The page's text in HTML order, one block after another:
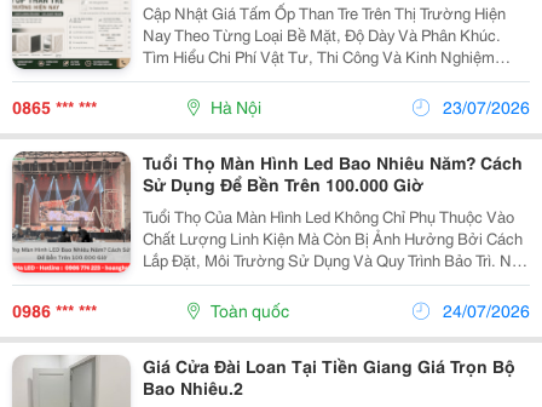
Cập Nhật Giá Tấm Ốp Than Tre Trên Thị Trường Hiện
Nay Theo Từng Loại Bề Mặt, Độ Dày Và Phân Khúc.
Tìm Hiểu Chi Phí Vật Tư, Thi Công Và Kinh Nghiệm
Chọn Mua. Tấm Ốp Than Tre Đang Được Nhiều Gia
Đình, Kiến Trúc Sư Và Đơn Vị Thi Công Lựa Chọn Để
Hoàn...
0865 *** *** Hà Nội 23/07/2026
Tuổi Thọ Màn Hình Led Bao Nhiêu Năm? Cách
Sử Dụng Để Bền Trên 100.000 Giờ
Tuổi Thọ Của Màn Hình Led Không Chỉ Phụ Thuộc Vào
Chất Lượng Linh Kiện Mà Còn Bị Ảnh Hưởng Bởi Cách
Lắp Đặt, Môi Trường Sử Dụng Và Quy Trình Bảo Trì. Nếu
Được Vận Hành Đúng Cách, Màn Hình Led Có Thể Hoạt
Động Ổn Định Trên 100.000 Giờ, Giúp Tiết Kiệm...
0986 *** *** Toàn quốc 24/07/2026
Giá Cửa Đài Loan Tại Tiền Giang Giá Trọn Bộ
Bao Nhiêu.2